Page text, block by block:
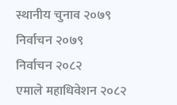
स्थानीय चुनाव २०७९
निर्वाचन २०७९
निर्वाचन २०८२
एमाले महाधिवेशन २०८२